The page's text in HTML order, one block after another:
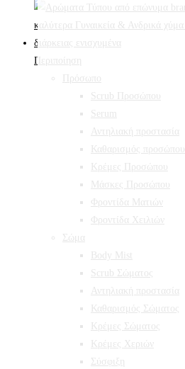
Περιποίηση
Πρόσωπο
Scrub Προσώπου
Serum
Αντηλιακή προστασία
Καθαρισμός προσώπου
Κρέμες Προσώπου
Μάσκες Προσώπου
Φροντίδα Ματιών
Φροντίδα Χειλιών
Σώμα
Body Mist
Scrub Σώματος
Αντηλιακή προστασία
Καθαρισμός Σώματος
Κρέμες Σώματος
Κρέμες Χεριών
Σύσφιξη